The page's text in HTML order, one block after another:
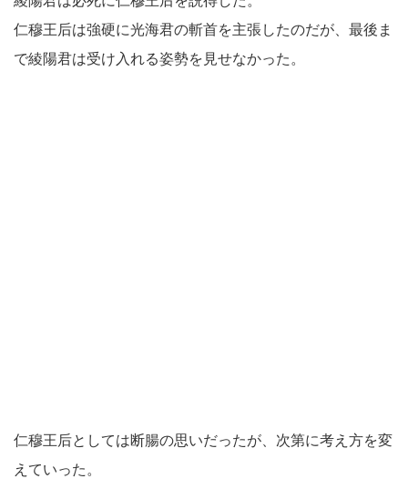
仁穆王后は強硬に光海君の斬首を主張したのだが、最後ま
で綾陽君は受け入れる姿勢を見せなかった。
仁穆王后としては断腸の思いだったが、次第に考え方を変
えていった。